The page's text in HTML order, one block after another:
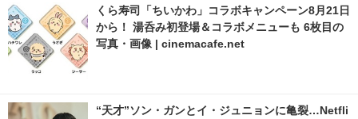
くら寿司「ちいかわ」コラボキャンペーン8月21日
から！ 湯呑み初登場＆コラボメニューも 6枚目の
写真・画像 | cinemacafe.net
“天才”ソン・ガンとイ・ジュニョンに亀裂…Netfli